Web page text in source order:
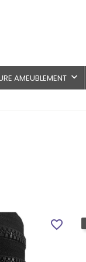
AMEUBLEMENT keyboard_arrow_down
favorite_border